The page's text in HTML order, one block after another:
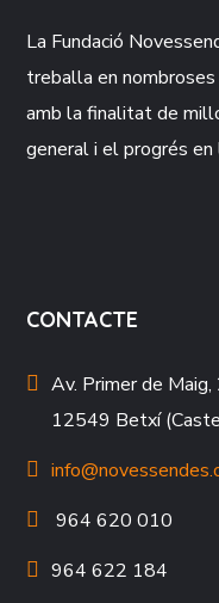
La Fundació
treballa en
amb la finalitat de
general i el progrés
CONTACTE
Av. Primer de
12549 Betxí
964 620 010
964 622 184